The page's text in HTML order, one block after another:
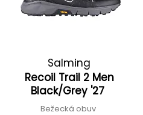
Salming
Recoil Trail 2 Men
Black/Grey '27
Bežecká obuv